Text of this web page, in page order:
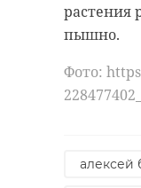
растения
пышно.
Фото:
алексей
Семь
лира
!видео